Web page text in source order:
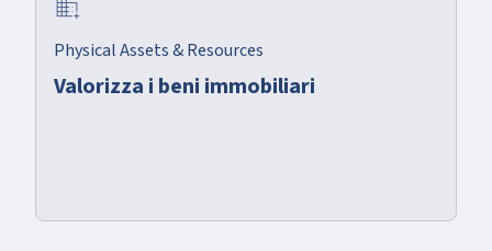
domain_add
Physical Assets & Resources
Valorizza i beni immobiliari